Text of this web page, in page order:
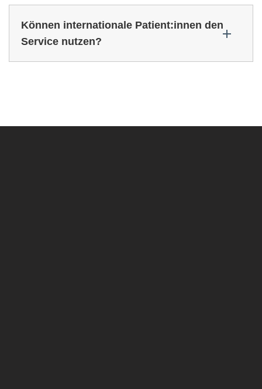
Können internationale Patient:innen den
Service nutzen?